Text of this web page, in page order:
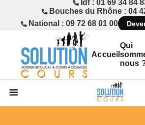
Idf : 01 69 34 84
Bouches du Rhône : 04
National : 09 72 68 01 00
Accueil
Qui
nous